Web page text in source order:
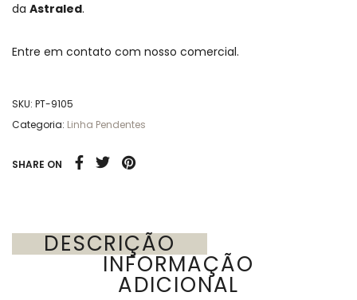
da Astraled.
Entre em contato com nosso comercial.
SKU: PT-9105
Categoria: Linha Pendentes
SHARE ON
DESCRIÇÃO
INFORMAÇÃO
ADICIONAL